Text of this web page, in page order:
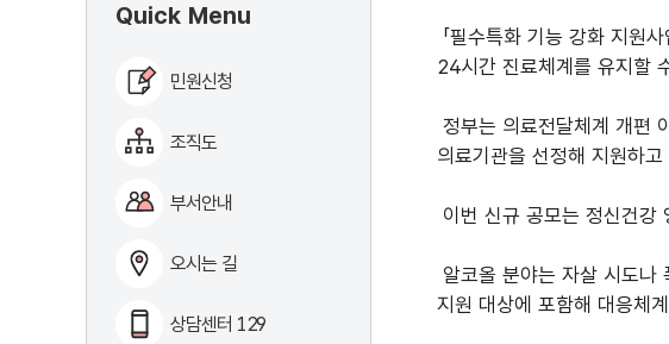
Quick Menu
민원신청
조직도
부서안내
오시는 길
상담센터 129
「필수특화 기능 강화 지원
24시간 진료체계를 유지할
정부는 의료전달체계 개편
의료기관을 선정해 지원하고
이번 신규 공모는 정신건강
알코올 분야는 자살 시도나
지원 대상에 포함해 대응체